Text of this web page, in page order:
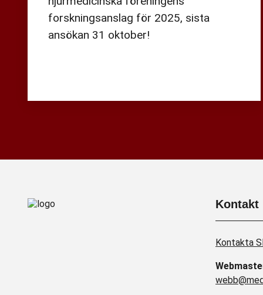
forskningsanslag för 2025, sista
ansökan 31 oktober!
Kontakt
Kontakta